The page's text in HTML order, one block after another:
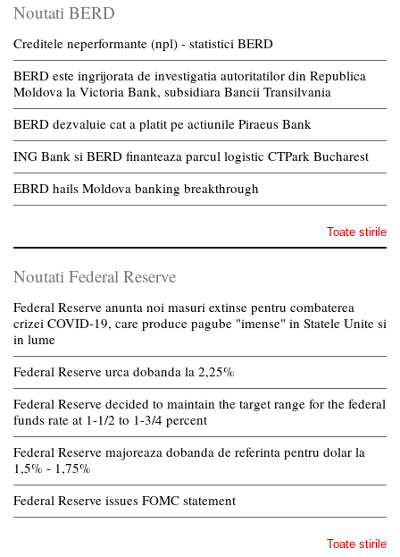
Noutati BERD
Creditele neperformante (npl) - statistici BERD
BERD este ingrijorata de investigatia autoritatilor din Republica
Moldova la Victoria Bank, subsidiara Bancii Transilvania
BERD dezvaluie cat a platit pe actiunile Piraeus Bank
ING Bank si BERD finanteaza parcul logistic CTPark Bucharest
EBRD hails Moldova banking breakthrough
Toate stirile
Noutati Federal Reserve
Federal Reserve anunta noi masuri extinse pentru combaterea
crizei COVID-19, care produce pagube "imense" in Statele Unite si
in lume
Federal Reserve urca dobanda la 2,25%
Federal Reserve decided to maintain the target range for the federal
funds rate at 1-1/2 to 1-3/4 percent
Federal Reserve majoreaza dobanda de referinta pentru dolar la
1,5% - 1,75%
Federal Reserve issues FOMC statement
Toate stirile